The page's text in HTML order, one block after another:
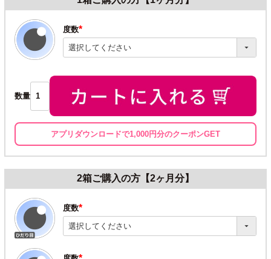
度数
(必
須)
数量
アプリダウンロードで1,000円分のクーポンGET
2箱ご購入の方【2ヶ月分】
度数
(必
須)